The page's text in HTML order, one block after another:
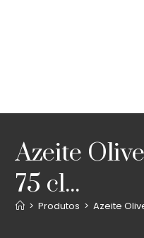
Azeite
75 cl...
> Produtos > Azeite